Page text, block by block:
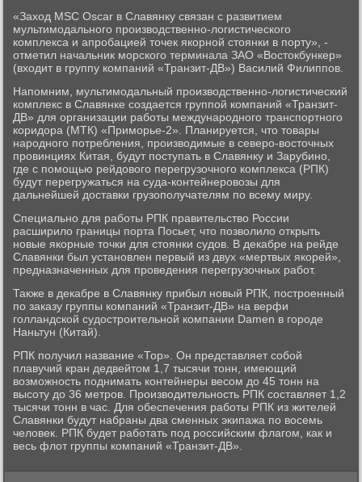
«Заход MSC Oscar в Славянку связан с развитием
мультимодального производственно-логистического
комплекса и апробацией точек якорной стоянки в порту», -
отметил начальник морского терминала ЗАО «Востокбункер»
(входит в группу компаний «Транзит-ДВ») Василий Филиппов.
Напомним, мультимодальный производственно-логистический
комплекс в Славянке создается группой компаний «Транзит-
ДВ» для организации работы международного транспортного
коридора (МТК) «Приморье-2». Планируется, что товары
народного потребления, производимые в северо-восточных
провинциях Китая, будут поступать в Славянку и Зарубино,
где с помощью рейдового перегрузочного комплекса (РПК)
будут перегружаться на суда-контейнеровозы для
дальнейшей доставки грузополучателям по всему миру.
Специально для работы РПК правительство России
расширило границы порта Посьет, что позволило открыть
новые якорные точки для стоянки судов. В декабре на рейде
Славянки был установлен первый из двух «мертвых якорей»,
предназначенных для проведения перегрузочных работ.
Также в декабре в Славянку прибыл новый РПК, построенный
по заказу группы компаний «Транзит-ДВ» на верфи
голландской судостроительной компании Damen в городе
Наньтун (Китай).
РПК получил название «Тор». Он представляет собой
плавучий кран дедвейтом 1,7 тысячи тонн, имеющий
возможность поднимать контейнеры весом до 45 тонн на
высоту до 36 метров. Производительность РПК составляет 1,2
тысячи тонн в час. Для обеспечения работы РПК из жителей
Славянки будут набраны два сменных экипажа по восемь
человек. РПК будет работать под российским флагом, как и
весь флот группы компаний «Транзит-ДВ».